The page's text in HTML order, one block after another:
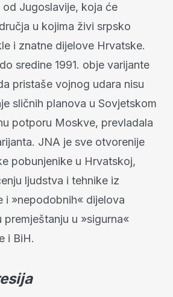
od Jugoslavije, koja će
u kojima živi srpsko
i znatne dijelove Hrvatske.
sredine 1991. obje varijante
pristaše vojnog udara nisu
sličnih planova u Sovjetskom
potporu Moskve, prevladala
JNA je sve otvorenije
pobunjenike u Hrvatskoj,
ljudstva i tehnike iz
i »nepodobnih« dijelova
premještanju u »sigurna«
i BiH.